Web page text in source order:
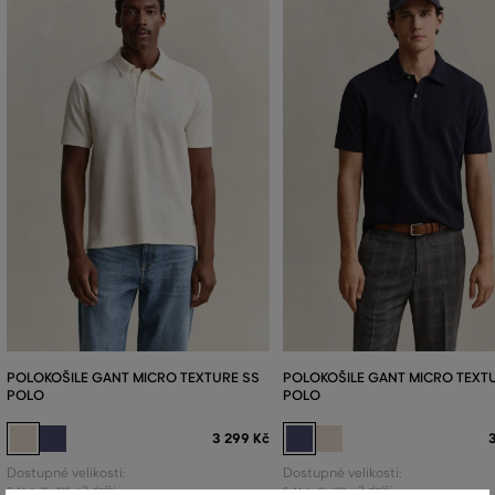
POLOKOŠILE GANT MICRO TEXTURE SS
POLO
3 299 Kč
Dostupné velikosti:
S, M, L, XL, XXL +2 další
POLOKOŠILE GANT MICRO
POLO
Dostupné velikosti:
S, M, L, XL, XXL +3 další